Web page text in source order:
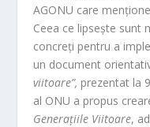
AGONU care
Ceea ce lipsește sunt
concreți pentru a
un document
viitoare”, prezentat la
al ONU a propus
Generațiile Viitoare,